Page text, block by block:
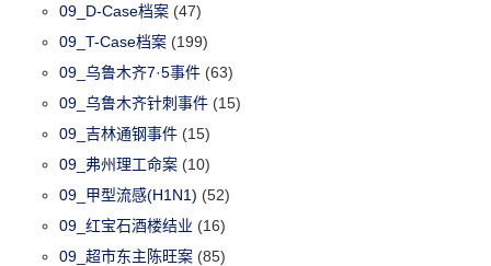
09_D-Case档案 (47)
09_T-Case档案 (199)
09_乌鲁木齐7·5事件 (63)
09_乌鲁木齐针刺事件 (15)
09_吉林通钢事件 (15)
09_弗州理工命案 (10)
09_甲型流感(H1N1) (52)
09_红宝石酒楼结业 (16)
09_超市东主陈旺案 (85)